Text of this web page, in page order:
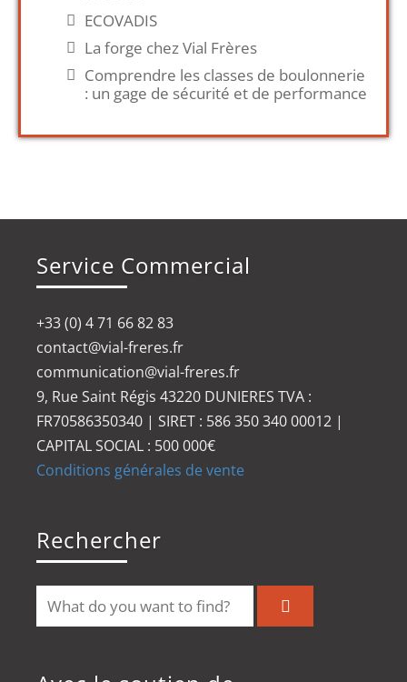
ECOVADIS
La forge chez Vial Frères
Comprendre les classes de boulonnerie
: un gage de sécurité et de performance
Service Commercial
+33 (0) 4 71 66 82 83
contact@vial-freres.fr
communication@vial-freres.fr
9, Rue Saint Régis 43220 DUNIERES TVA :
FR70586350340 | SIRET : 586 350 340 00012 |
CAPITAL SOCIAL : 500 000€
Conditions générales de vente
Rechercher